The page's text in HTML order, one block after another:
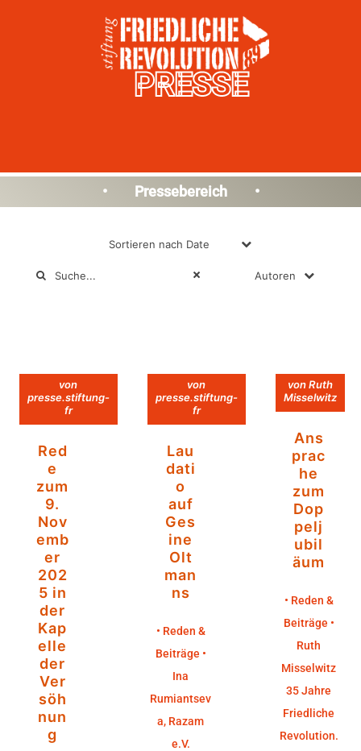
PRESSE
• Pressebereich •
Sortieren nach Date
Autoren
von
presse.stiftung-
fr
Red
e
zum
9.
Nov
emb
er
202
5 in
der
Kap
elle
der
Ver
söh
nun
g
von
presse.stiftung-
fr
Lau
dati
o
auf
Ges
ine
Olt
man
ns
• Reden &
Beiträge •
Ina
Rumiantsev
a, Razam
e.V.
vonRuth
Misselwitz
Ans
prac
he
zum
Dop
pelj
ubil
äum
• Reden &
Beiträge •
Ruth
Misselwitz
35 Jahre
Friedliche
Revolution.